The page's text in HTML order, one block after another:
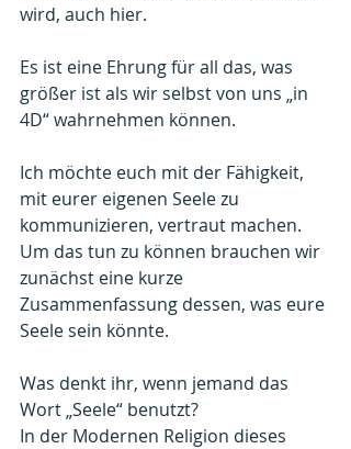
wird, auch hier.
Es ist eine Ehrung für all das, was
größer ist als wir selbst von uns „in
4D“ wahrnehmen können.
Ich möchte euch mit der Fähigkeit,
mit eurer eigenen Seele zu
kommunizieren, vertraut machen.
Um das tun zu können brauchen wir
zunächst eine kurze
Zusammenfassung dessen, was eure
Seele sein könnte.
Was denkt ihr, wenn jemand das
Wort „Seele“ benutzt?
In der Modernen Religion dieses